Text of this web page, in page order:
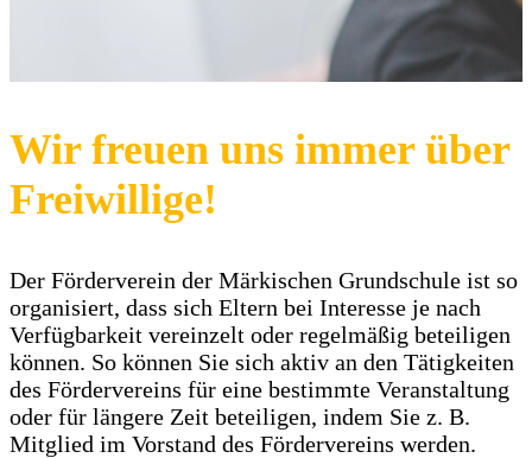
Wir freuen uns immer über
Freiwillige!
Der Förderverein der Märkischen Grundschule ist so
organisiert, dass sich Eltern bei Interesse je nach
Verfügbarkeit vereinzelt oder regelmäßig beteiligen
können. So können Sie sich aktiv an den Tätigkeiten
des Fördervereins für eine bestimmte Veranstaltung
oder für längere Zeit beteiligen, indem Sie z. B.
Mitglied im Vorstand des Fördervereins werden.